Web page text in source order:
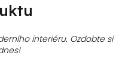
interiéru. Ozdobte si